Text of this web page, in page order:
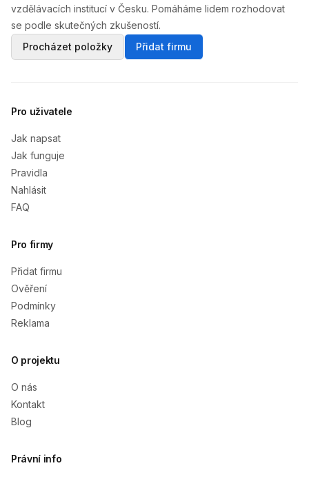
vzdělávacích institucí v Česku. Pomáháme lidem rozhodovat
se podle skutečných zkušeností.
Procházet položky
Přidat firmu
Pro uživatele
Jak napsat
Jak funguje
Pravidla
Nahlásit
FAQ
Pro firmy
Přidat firmu
Ověření
Podmínky
Reklama
O projektu
O nás
Kontakt
Blog
Právní info